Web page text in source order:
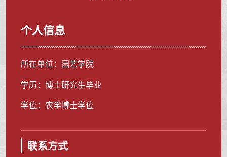
个人信息
所在单位：园艺学院
学历：博士研究生毕业
学位：农学博士学位
联系方式